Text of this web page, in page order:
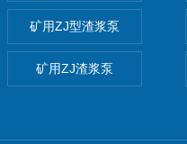
矿用ZJ型渣浆泵
矿用ZJ渣浆泵